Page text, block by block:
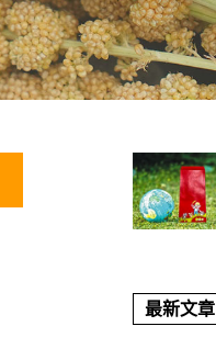
最新文章